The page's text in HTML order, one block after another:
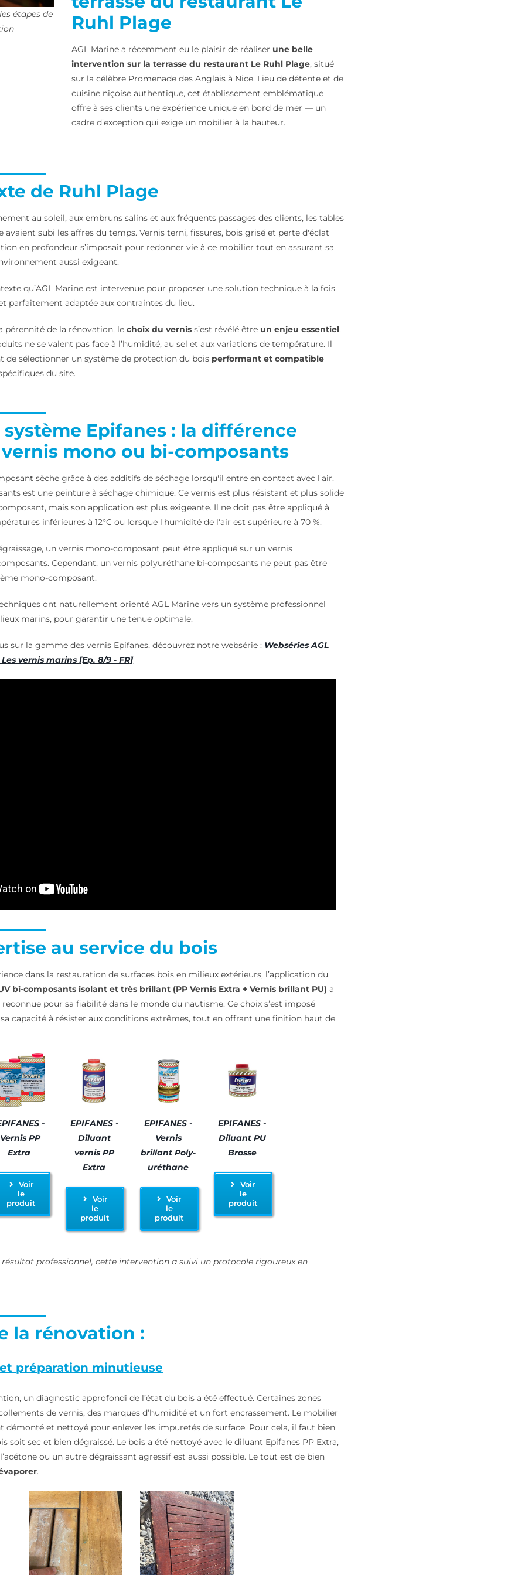
étapes de
Ruhl Plage
AGL Marine a récemment eu le plaisir de réaliser une belle
intervention sur la terrasse du restaurant Le Ruhl Plage, situé
sur la célèbre Promenade des Anglais à Nice. Lieu de détente et de
cuisine niçoise authentique, cet établissement emblématique
offre à ses clients une expérience unique en bord de mer — un
cadre d’exception qui exige un mobilier à la hauteur.
de Ruhl Plage
au soleil, aux embruns salins et aux fréquents passages des clients, les tables
avaient subi les affres du temps. Vernis terni, fissures, bois grisé et perte d'éclat
en profondeur s’imposait pour redonner vie à ce mobilier tout en assurant sa
aussi exigeant.
qu’AGL Marine est intervenue pour proposer une solution technique à la fois
parfaitement adaptée aux contraintes du lieu.
pérennité de la rénovation, lechoix du vernis s’est révélé être un enjeu essentiel.
ne se valent pas face à l’humidité, au sel et aux variations de température. Il
de sélectionner un système de protection du bois performant et compatible
du site.
Epifanes : la différence
mono ou bi-composants
sèche grâce à des additifs de séchage lorsqu'il entre en contact avec l'air.
est une peinture à séchage chimique. Ce vernis est plus résistant et plus solide
mais son application est plus exigeante. Il ne doit pas être appliqué à
inférieures à 12°C ou lorsque l'humidité de l'air est supérieure à 70 %.
un vernis mono-composant peut être appliqué sur un vernis
Cependant, un vernis polyuréthane bi-composants ne peut pas être
mono-composant.
ont naturellement orienté AGL Marine vers un système professionnel
marins, pour garantir une tenue optimale.
sur la gamme des vernis Epifanes, découvrez notre websérie : Webséries AGL
vernis marins [Ep. 8/9 - FR]
au service du bois
dans la restauration de surfaces bois en milieux extérieurs, l’application du
bi-composants isolant et très brillant (PP Vernis Extra + Vernis brillant PU)a
pour sa fiabilité dans le monde du nautisme. Ce choix s’est imposé
capacité à résister aux conditions extrêmes, tout en offrant une finition haut de
-
Vernis PP
Extra
Voir
le
produit
EPIFANES -
Diluant
vernis PP
Extra
Voir
le
produit
EPIFANES -
Vernis
brillant Poly-
uréthane
Voir
le
produit
EPIFANES -
Diluant PU
Brosse
Voir
le
produit
professionnel, cette intervention a suivi un protocole rigoureux en
la rénovation :
préparation minutieuse
un diagnostic approfondi de l’état du bois a été effectué. Certaines zones
de vernis, des marques d’humidité et un fort encrassement. Le mobilier
démonté et nettoyé pour enlever les impuretés de surface. Pour cela, il faut bien
soit sec et bien dégraissé. Le bois a été nettoyé avec le diluant Epifanes PP Extra,
ou un autre dégraissant agressif est aussi possible. Le tout est de bien
.